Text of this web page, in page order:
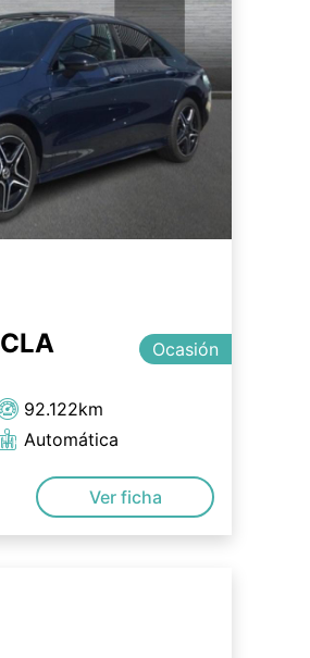
CLA Ocasión
92.122km
Automática
Ver ficha